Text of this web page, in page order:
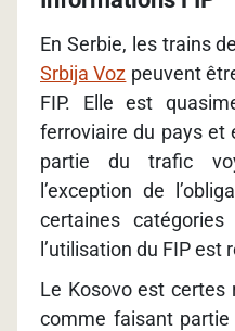
En Serbie, les trains
Srbija Voz peuvent
FIP. Elle est
ferroviaire du pays et
partie du trafic
l’exception de
certaines
l’utilisation du FIP
Le Kosovo est certes
comme faisant